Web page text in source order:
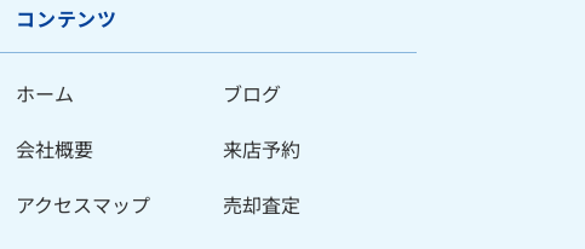
コンテンツ
ホーム
会社概要
アクセスマップ
ブログ
来店予約
売却査定